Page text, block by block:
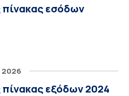
πίνακας εσόδων
2026
εξόδων 2024